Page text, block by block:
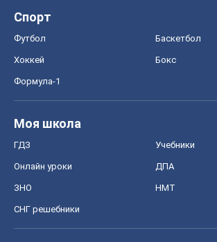
Спорт
Футбол Баскетбол
Хоккей Бокс
Формула-1
Моя школа
ГДЗ Учебники
Онлайн уроки ДПА
ЗНО НМТ
СНГ решебники